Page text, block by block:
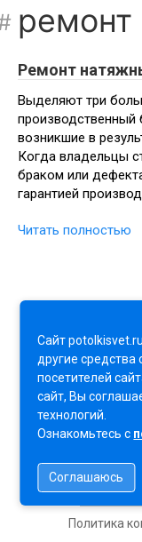
ремонт
Ремонт
Выделяют три
возникшие в
Когда владельцы
браком или
гарантией
Читать полностью
2026
Политика
Сайт
другие средства
посетителей
сайт, Вы
технологий.
Ознакомьтесь с
Соглашаюсь